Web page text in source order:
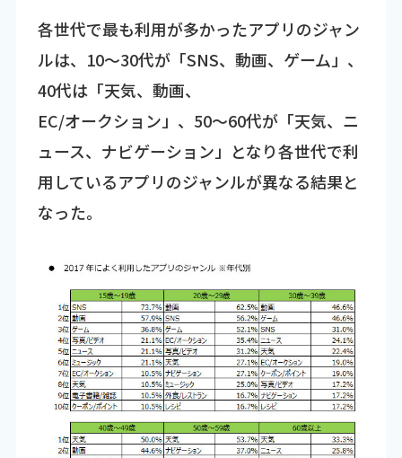
各世代で最も利用が多かったアプリのジャン
ルは、10～30代が「SNS、動画、ゲーム」、
40代は「天気、動画、
EC/オークション」、50～60代が「天気、ニ
ュース、ナビゲーション」となり各世代で利
用しているアプリのジャンルが異なる結果と
なった。